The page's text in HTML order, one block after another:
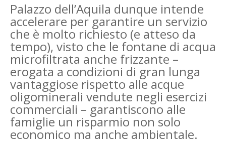
Palazzo dell’Aquila dunque intende
accelerare per garantire un servizio
che è molto richiesto (e atteso da
tempo), visto che le fontane di acqua
microfiltrata anche frizzante –
erogata a condizioni di gran lunga
vantaggiose rispetto alle acque
oligominerali vendute negli esercizi
commerciali – garantiscono alle
famiglie un risparmio non solo
economico ma anche ambientale.